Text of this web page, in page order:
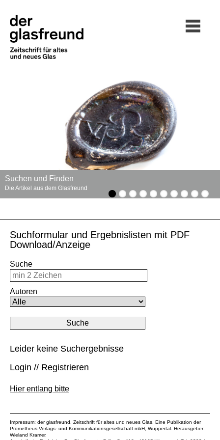
Suchen und Finden
Die Artikel aus dem Glasfreund
Suchformular und Ergebnislisten mit PDF
Download/Anzeige
Suche
Autoren
Leider keine Suchergebnisse
Login // Registrieren
Hier entlang bitte
Impressum: der glasfreund. Zeitschrift für altes und neues Glas. Eine Publikation der
Prometheus Verlags- und Kommunikationsgesellschaft mbH , Wuppertal. Herausgeber:
Wieland Kramer.